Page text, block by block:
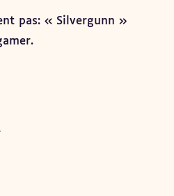
pas: « Silvergunn »